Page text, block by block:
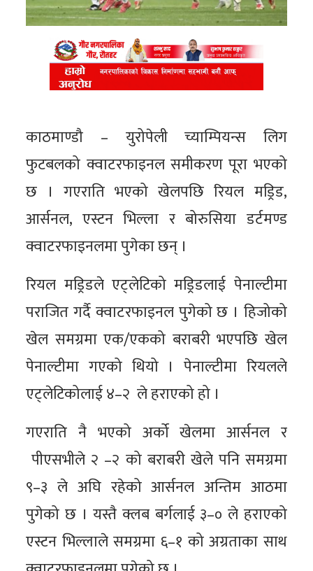
काठमाण्डौ – युरोपेली च्याम्पियन्स लिग
फुटबलको क्वाटरफाइनल समीकरण पूरा भएको
छ । गएराति भएको खेलपछि रियल मड्रिड,
आर्सनल, एस्टन भिल्ला र बोरुसिया डर्टमण्ड
क्वाटरफाइनलमा पुगेका छन् ।
रियल मड्रिडले एट्लेटिको मड्रिडलाई पेनाल्टीमा
पराजित गर्दै क्वाटरफाइनल पुगेको छ । हिजोको
खेल समग्रमा एक/एकको बराबरी भएपछि खेल
पेनाल्टीमा गएको थियो । पेनाल्टीमा रियलले
एट्लेटिकोलाई ४–२ ले हराएको हो ।
गएराति नै भएको अर्को खेलमा आर्सनल र
पीएसभीले २ –२ को बराबरी खेले पनि समग्रमा
९–३ ले अघि रहेको आर्सनल अन्तिम आठमा
पुगेको छ । यस्तै क्लब बर्गलाई ३–० ले हराएको
एस्टन भिल्लाले समग्रमा ६–१ को अग्रताका साथ